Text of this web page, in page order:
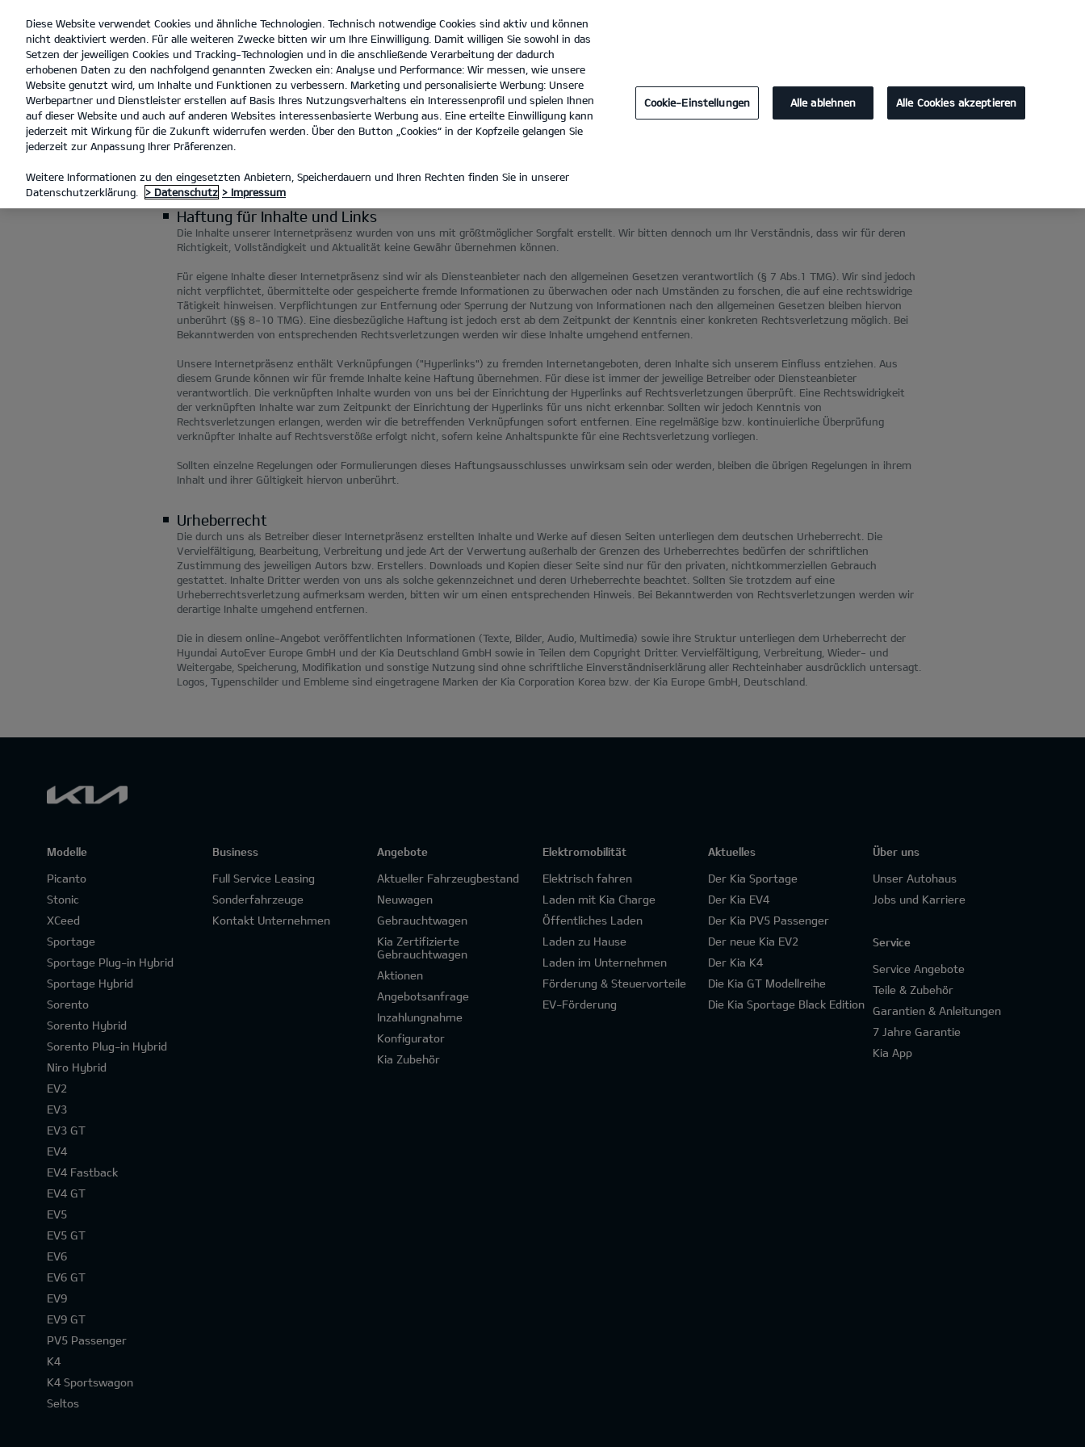
open
menu
Autohaus Brüggemann GmbH & Co. KG
RECHTLICHE HINWEISE
RECHTLICHE HINWEISE
Haftung für Inhalte und Links
Die Inhalte unserer Internetpräsenz wurden von uns mit größtmöglicher Sorgfalt erstellt. Wir bitten dennoch um Ihr Verständnis, dass wir für deren
Richtigkeit, Vollständigkeit und Aktualität keine Gewähr übernehmen können.
Für eigene Inhalte dieser Internetpräsenz sind wir als Diensteanbieter nach den allgemeinen Gesetzen verantwortlich (§ 7 Abs.1 TMG). Wir sind jedoch
nicht verpflichtet, übermittelte oder gespeicherte fremde Informationen zu überwachen oder nach Umständen zu forschen, die auf eine rechtswidrige
Tätigkeit hinweisen. Verpflichtungen zur Entfernung oder Sperrung der Nutzung von Informationen nach den allgemeinen Gesetzen bleiben hiervon
unberührt (§§ 8-10 TMG). Eine diesbezügliche Haftung ist jedoch erst ab dem Zeitpunkt der Kenntnis einer konkreten Rechtsverletzung möglich. Bei
Bekanntwerden von entsprechenden Rechtsverletzungen werden wir diese Inhalte umgehend entfernen.
Unsere Internetpräsenz enthält Verknüpfungen ("Hyperlinks") zu fremden Internetangeboten, deren Inhalte sich unserem Einfluss entziehen. Aus
diesem Grunde können wir für fremde Inhalte keine Haftung übernehmen. Für diese ist immer der jeweilige Betreiber oder Diensteanbieter
verantwortlich. Die verknüpften Inhalte wurden von uns bei der Einrichtung der Hyperlinks auf Rechtsverletzungen überprüft. Eine Rechtswidrigkeit
der verknüpften Inhalte war zum Zeitpunkt der Einrichtung der Hyperlinks für uns nicht erkennbar. Sollten wir jedoch Kenntnis von
Rechtsverletzungen erlangen, werden wir die betreffenden Verknüpfungen sofort entfernen. Eine regelmäßige bzw. kontinuierliche Überprüfung
verknüpfter Inhalte auf Rechtsverstöße erfolgt nicht, sofern keine Anhaltspunkte für eine Rechtsverletzung vorliegen.
Sollten einzelne Regelungen oder Formulierungen dieses Haftungsausschlusses unwirksam sein oder werden, bleiben die übrigen Regelungen in ihrem
Inhalt und ihrer Gültigkeit hiervon unberührt.
Urheberrecht
Die durch uns als Betreiber dieser Internetpräsenz erstellten Inhalte und Werke auf diesen Seiten unterliegen dem deutschen Urheberrecht. Die
Vervielfältigung, Bearbeitung, Verbreitung und jede Art der Verwertung außerhalb der Grenzen des Urheberrechtes bedürfen der schriftlichen
Zustimmung des jeweiligen Autors bzw. Erstellers. Downloads und Kopien dieser Seite sind nur für den privaten, nichtkommerziellen Gebrauch
gestattet. Inhalte Dritter werden von uns als solche gekennzeichnet und deren Urheberrechte beachtet. Sollten Sie trotzdem auf eine
Urheberrechtsverletzung aufmerksam werden, bitten wir um einen entsprechenden Hinweis. Bei Bekanntwerden von Rechtsverletzungen werden wir
derartige Inhalte umgehend entfernen.
Die in diesem online-Angebot veröffentlichten Informationen (Texte, Bilder, Audio, Multimedia) sowie ihre Struktur unterliegen dem Urheberrecht der
Hyundai AutoEver Europe GmbH und der Kia Deutschland GmbH sowie in Teilen dem Copyright Dritter. Vervielfältigung, Verbreitung, Wieder- und
Weitergabe, Speicherung, Modifikation und sonstige Nutzung sind ohne schriftliche Einverständniserklärung aller Rechteinhaber ausdrücklich untersagt.
Logos, Typenschilder und Embleme sind eingetragene Marken der Kia Corporation Korea bzw. der Kia Europe GmbH, Deutschland.
Modelle
Picanto
Stonic
XCeed
Sportage
Sportage Plug-in Hybrid
Sportage Hybrid
Sorento
Sorento Hybrid
Sorento Plug-in Hybrid
Niro Hybrid
EV2
EV3
EV3 GT
EV4
EV4 Fastback
EV4 GT
EV5
EV5 GT
EV6
EV6 GT
EV9
EV9 GT
PV5 Passenger
K4
K4 Sportswagon
Seltos
Business
Full Service Leasing
Sonderfahrzeuge
Kontakt Unternehmen
Angebote
Aktueller Fahrzeugbestand
Neuwagen
Gebrauchtwagen
Kia Zertifizierte
Gebrauchtwagen
Aktionen
Angebotsanfrage
Inzahlungnahme
Konfigurator
Kia Zubehör
Elektromobilität
Elektrisch fahren
Laden mit Kia Charge
Öffentliches Laden
Laden zu Hause
Laden im Unternehmen
Förderung & Steuervorteile
EV-Förderung
Aktuelles
Der Kia Sportage
Der Kia EV4
Der Kia PV5 Passenger
Der neue Kia EV2
Der Kia K4
Die Kia GT Modellreihe
Die Kia Sportage Black Edition
Über uns
Unser Autohaus
Jobs und Karriere
Service
Service Angebote
Teile & Zubehör
Garantien & Anleitungen
7 Jahre Garantie
Kia App
Diese Website verwendet Cookies und ähnliche Technologien. Technisch notwendige Cookies sind aktiv und können
nicht deaktiviert werden. Für alle weiteren Zwecke bitten wir um Ihre Einwilligung. Damit willigen Sie sowohl in das
Setzen der jeweiligen Cookies und Tracking-Technologien und in die anschließende Verarbeitung der dadurch
erhobenen Daten zu den nachfolgend genannten Zwecken ein: Analyse und Performance: Wir messen, wie unsere
Website genutzt wird, um Inhalte und Funktionen zu verbessern. Marketing und personalisierte Werbung: Unsere
Werbepartner und Dienstleister erstellen auf Basis Ihres Nutzungsverhaltens ein Interessenprofil und spielen Ihnen
auf dieser Website und auch auf anderen Websites interessenbasierte Werbung aus. Eine erteilte Einwilligung kann
jederzeit mit Wirkung für die Zukunft widerrufen werden. Über den Button „Cookies“ in der Kopfzeile gelangen Sie
jederzeit zur Anpassung Ihrer Präferenzen.
Weitere Informationen zu den eingesetzten Anbietern, Speicherdauern und Ihren Rechten finden Sie in unserer
Datenschutzerklärung.
> Datenschutz > Impressum
Cookie-Einstellungen Alle ablehnen Alle Cookies akzeptieren